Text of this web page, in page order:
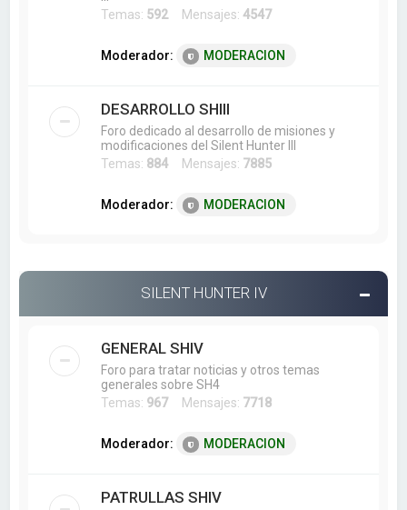
Temas: 592Mensajes:4547
Moderador: MODERACION
DESARROLLO SHIII
Foro dedicado al desarrollo de misiones y
modificaciones del Silent Hunter III
Temas: 884 Mensajes: 7885
Moderador: MODERACION
SILENT HUNTER IV
GENERAL SHIV
Foro para tratar noticias y otros temas
generales sobre SH4
Temas: 967Mensajes: 7718
Moderador: MODERACION
PATRULLAS SHIV